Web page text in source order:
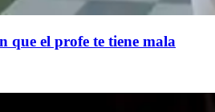
que el profe te tiene mala